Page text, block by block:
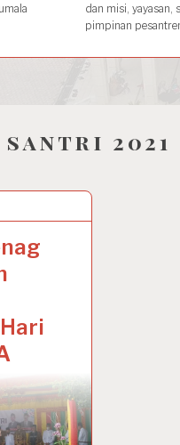
dan misi, yayasan,
pimpinan
2021